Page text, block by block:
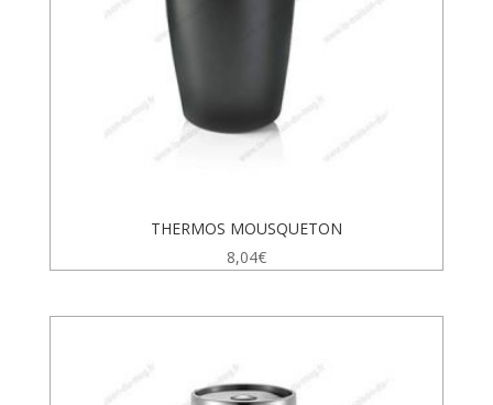
THERMOS MOUSQUETON
8,04€